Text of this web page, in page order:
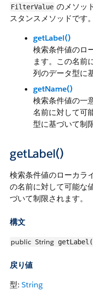
FilterValue のメソッ
スタンスメソッドです。
getLabel()
検索条件値のロ
ます。この名前
列のデータ型に
getName()
検索条件値の一
名前に対して可
型に基づいて制
getLabel()
検索条件値のローカラ
の名前に対して可能な
づいて制限されます。
構文
public String
戻り値
型: String